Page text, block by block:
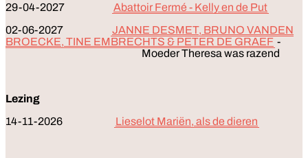
29-04-2027
Abattoir Fermé - Kelly en de Put
02-06-2027
JANNE DESMET, BRUNO VANDEN
BROECKE, TINE EMBRECHTS & PETER DE GRAEF -
Moeder Theresa was razend
Lezing
14-11-2026
Lieselot Mariën, als de dieren